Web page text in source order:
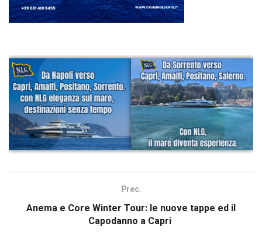
Prec.
Anema e Core Winter Tour: le nuove tappe ed il
Capodanno a Capri